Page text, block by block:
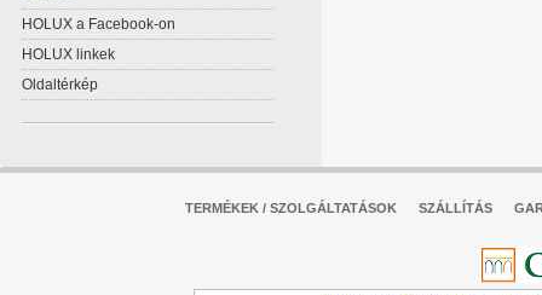
HOLUX a Facebook-on
HOLUX linkek
Oldaltérkép
TERMÉKEK / SZOLGÁLTATÁSOK SZÁLLÍTÁS